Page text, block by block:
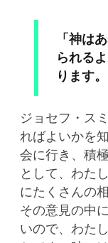
「神は
られる
ります
ジョセフ・ス
ればよいかを
会に行き、積
として、わた
にたくさんの
その意見の中
いので、わた